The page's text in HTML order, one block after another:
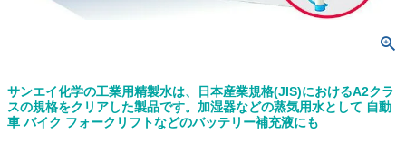
サンエイ化学の工業用精製水は、日本産業規格(JIS)におけるA2クラ
スの規格をクリアした製品です。加湿器などの蒸気用水として 自動
車 バイク フォークリフトなどのバッテリー補充液にも